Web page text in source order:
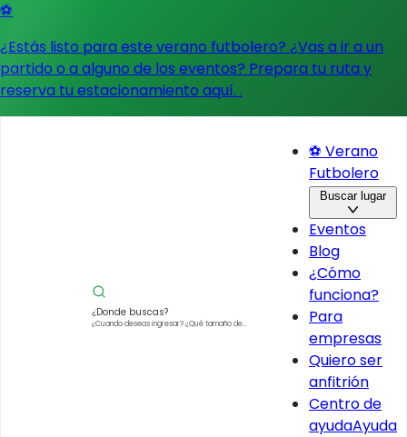
⚽
¿Estás listo para este verano futbolero? ¿Vas a ir a un
partido o a alguno de los eventos? Prepara tu ruta y
reserva tu estacionamiento aquí. .
¿Donde buscas?
¿Cuando deseas ingresar?¿Qué tamaño de
⚽ Verano
Futbolero
Buscar lugar
Eventos
Blog
¿Cómo
funciona?
Para
empresas
Quiero ser
anfitrión
Centro de
ayudaAyuda